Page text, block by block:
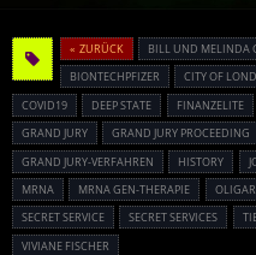
« ZURÜCK BILL UND MELINDA
BIONTECHPFIZER
CITY OF
COVID19
DEEP STATE FINANZELITE
GRAND JURY
GRAND JURY PROCEEDING
GRAND JURY-VERFAHREN
HISTORY
MRNA
MRNA GEN-THERAPIE
SECRET SERVICE
SECRET SERVICES
VIVIANE FISCHER